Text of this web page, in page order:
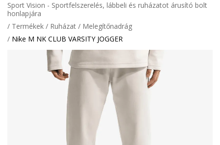
Sport Vision - Sportfelszerelés, lábbeli és ruházatot árusító bolt
honlapjára
Termékek
Ruházat
Melegítőnadrág
Nike M NK CLUB VARSITY JOGGER